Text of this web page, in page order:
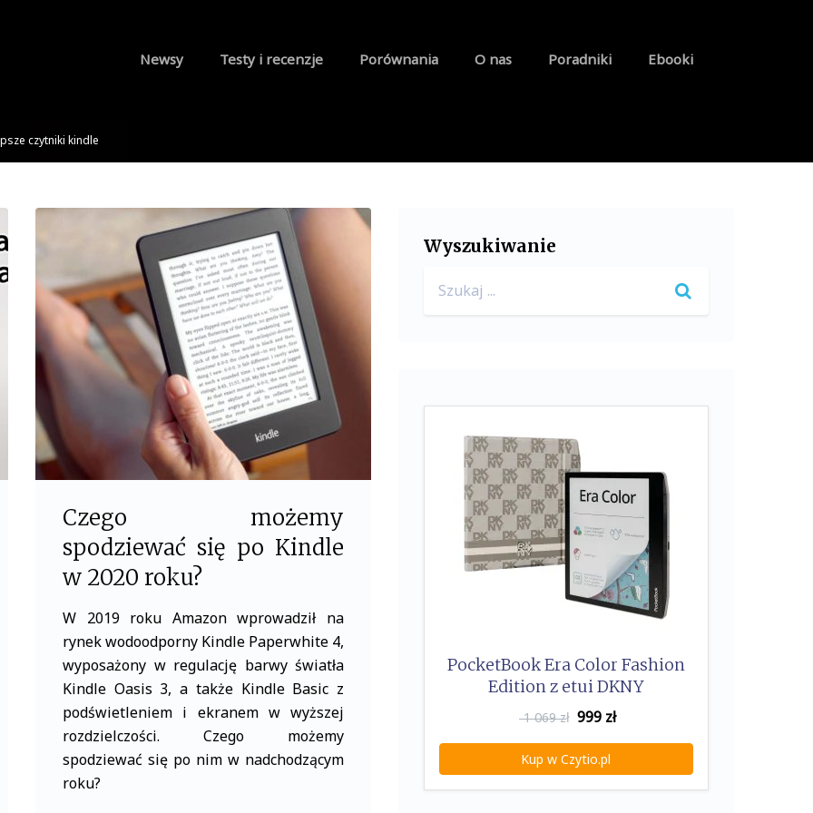
Newsy Testy i recenzje Porównania O nas Poradniki Ebooki
czytniki kindle
Czego możemy
spodziewać się po Kindle
w 2020 roku?
W 2019 roku Amazon wprowadził na
rynek wodoodporny Kindle Paperwhite 4,
wyposażony w regulację barwy światła
Kindle Oasis 3, a także Kindle Basic z
podświetleniem i ekranem w wyższej
rozdzielczości. Czego możemy
spodziewać się po nim w nadchodzącym
roku?
Wyszukiwanie
for:
PocketBook Era Color Fashion
Edition z etui DKNY
1 069 zł 999zł
Kup w Czytio.pl